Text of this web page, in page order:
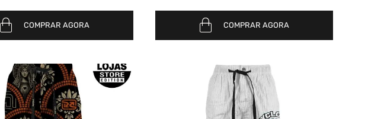
COMPRAR AGORA COMPRAR AGORA